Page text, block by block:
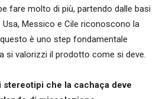
fare molto di più, partendo dalle basi
Messico e Cile riconoscono la
è uno step fondamentale
si valorizzi il prodotto come si deve.
stereotipi che la cachaça deve